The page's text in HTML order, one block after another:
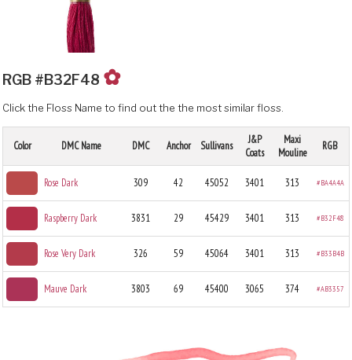
RGB #B32F48 ✿
Click the Floss Name to find out the the most similar floss.
Color DMC Name DMC Anchor Sullivans
J&P
Coats
Maxi
Mouline
RGB
Rose Dark 309 42 45052 3401 313 #BA4A4A
Raspberry Dark 3831 29 45429 3401 313 #B32F48
Rose Very Dark 326 59 45064 3401 313 #B33B4B
Mauve Dark 3803 69 45400 3065 374 #AB3357